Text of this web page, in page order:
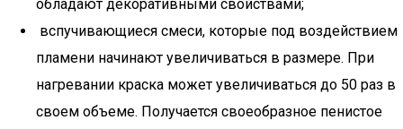
обладают декоративными свойствами;
вспучивающиеся смеси, которые под воздействием
пламени начинают увеличиваться в размере. При
нагревании краска может увеличиваться до 50 раз в
своем объеме. Получается своеобразное пенистое